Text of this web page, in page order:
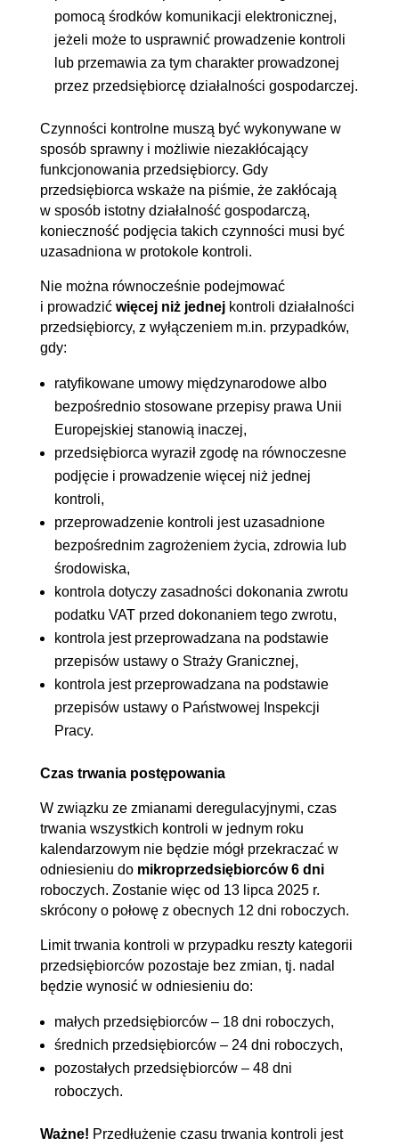
pomocą środków komunikacji elektronicznej,
jeżeli może to usprawnić prowadzenie kontroli
lub przemawia za tym charakter prowadzonej
przez przedsiębiorcę działalności gospodarczej.
Czynności kontrolne muszą być wykonywane w
sposób sprawny i możliwie niezakłócający
funkcjonowania przedsiębiorcy. Gdy
przedsiębiorca wskaże na piśmie, że zakłócają
w sposób istotny działalność gospodarczą,
konieczność podjęcia takich czynności musi być
uzasadniona w protokole kontroli.
Nie można równocześnie podejmować
i prowadzić więcej niż jednejkontroli działalności
przedsiębiorcy, z wyłączeniem m.in. przypadków,
gdy:
ratyfikowane umowy międzynarodowe albo
bezpośrednio stosowane przepisy prawa Unii
Europejskiej stanowią inaczej,
przedsiębiorca wyraził zgodę na równoczesne
podjęcie i prowadzenie więcej niż jednej
kontroli,
przeprowadzenie kontroli jest uzasadnione
bezpośrednim zagrożeniem życia, zdrowia lub
środowiska,
kontrola dotyczy zasadności dokonania zwrotu
podatku VAT przed dokonaniem tego zwrotu,
kontrola jest przeprowadzana na podstawie
przepisów ustawy o Straży Granicznej,
kontrola jest przeprowadzana na podstawie
przepisów ustawy o Państwowej Inspekcji
Pracy.
Czas trwania postępowania
W związku ze zmianami deregulacyjnymi, czas
trwania wszystkich kontroli w jednym roku
kalendarzowym nie będzie mógł przekraczać w
odniesieniu do mikroprzedsiębiorców 6 dni
roboczych. Zostanie więc od 13 lipca 2025 r.
skrócony o połowę z obecnych 12 dni roboczych.
Limit trwania kontroli w przypadku reszty kategorii
przedsiębiorców pozostaje bez zmian, tj. nadal
będzie wynosić w odniesieniu do:
małych przedsiębiorców – 18 dni roboczych,
średnich przedsiębiorców – 24 dni roboczych,
pozostałych przedsiębiorców – 48 dni
roboczych.
Ważne! Przedłużenie czasu trwania kontroli jest